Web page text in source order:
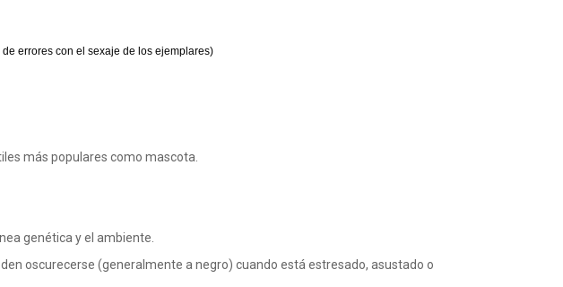
errores con el sexaje de los ejemplares)
más populares como mascota.
genética y el ambiente.
oscurecerse (generalmente a negro) cuando está estresado, asustado o